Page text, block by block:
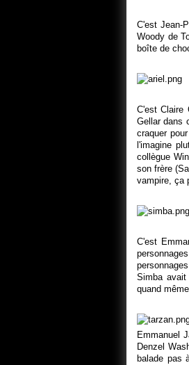
C'est Jean-
Woody de
boîte de
C'est Claire
Gellar dans
craquer
l'imagine
collègue
son frère
vampire, ça
C'est
Simba
quand
Emmanuel
Denzel
balade pas